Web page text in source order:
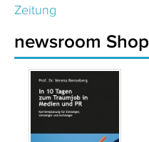
Zeitung
newsroom Shop